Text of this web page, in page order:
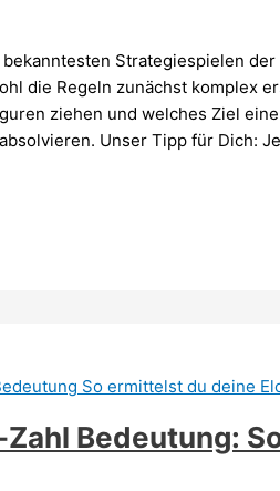
bekanntesten Strategiespielen
die Regeln zunächst komplex
ziehen und welches Ziel
Unser Tipp für Dich:
Zahl Bedeutung: